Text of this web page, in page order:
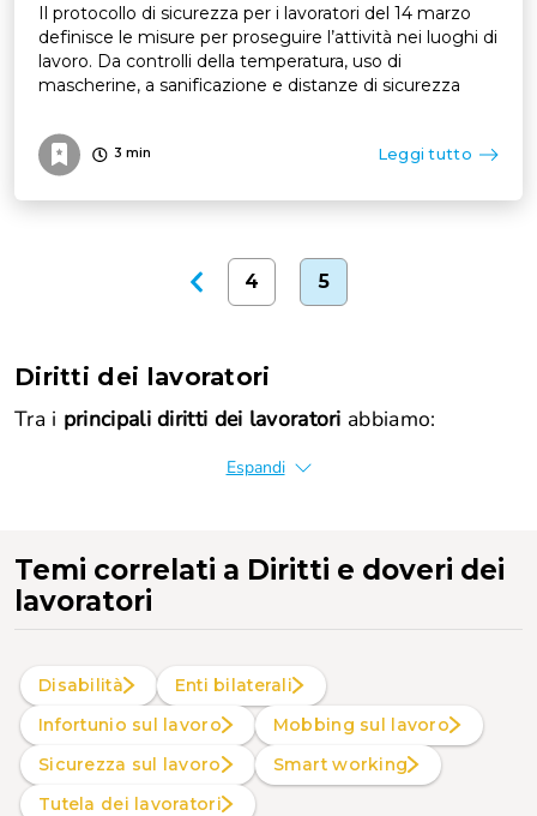
Il protocollo di sicurezza per i lavoratori del 14 marzo
definisce le misure per proseguire l’attività nei luoghi di
lavoro. Da controlli della temperatura, uso di
mascherine, a sanificazione e distanze di sicurezza
3 min Leggi tutto
4 5
Diritti dei lavoratori
Tra i principali diritti dei lavoratori abbiamo:
Espandi
Temi correlati a Diritti e doveri dei
lavoratori
Disabilità
Enti bilaterali
Infortunio sul lavoro
Mobbing sul lavoro
Sicurezza sul lavoro
Smart working
Tutela dei lavoratori